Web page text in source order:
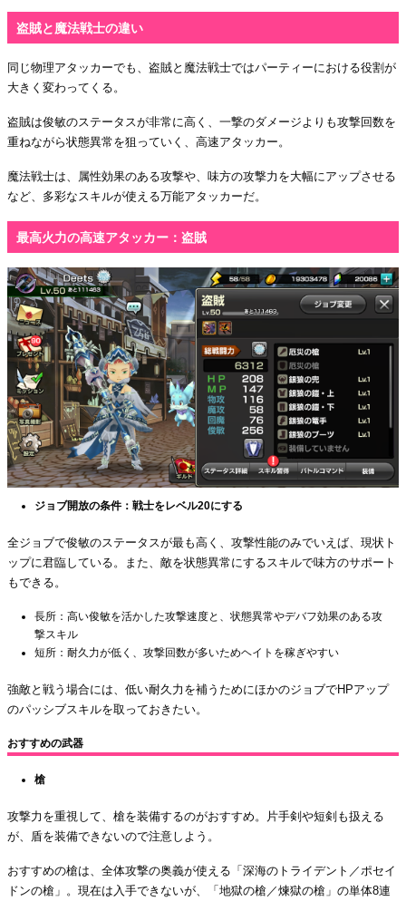
盗賊と魔法戦士の違い
同じ物理アタッカーでも、盗賊と魔法戦士ではパーティーにおける役割が
大きく変わってくる。
盗賊は俊敏のステータスが非常に高く、一撃のダメージよりも攻撃回数を
重ねながら状態異常を狙っていく、高速アタッカー。
魔法戦士は、属性効果のある攻撃や、味方の攻撃力を大幅にアップさせる
など、多彩なスキルが使える万能アタッカーだ。
最高火力の高速アタッカー：盗賊
ジョブ開放の条件：戦士をレベル20にする
全ジョブで俊敏のステータスが最も高く、攻撃性能のみでいえば、現状ト
ップに君臨している。また、敵を状態異常にするスキルで味方のサポート
もできる。
長所：高い俊敏を活かした攻撃速度と、状態異常やデバフ効果のある攻
撃スキル
短所：耐久力が低く、攻撃回数が多いためヘイトを稼ぎやすい
強敵と戦う場合には、低い耐久力を補うためにほかのジョブでHPアップ
のパッシブスキルを取っておきたい。
おすすめの武器
槍
攻撃力を重視して、槍を装備するのがおすすめ。片手剣や短剣も扱える
が、盾を装備できないので注意しよう。
おすすめの槍は、全体攻撃の奥義が使える「深海のトライデント／ポセイ
ドンの槍」。現在は入手できないが、「地獄の槍／煉獄の槍」の単体8連